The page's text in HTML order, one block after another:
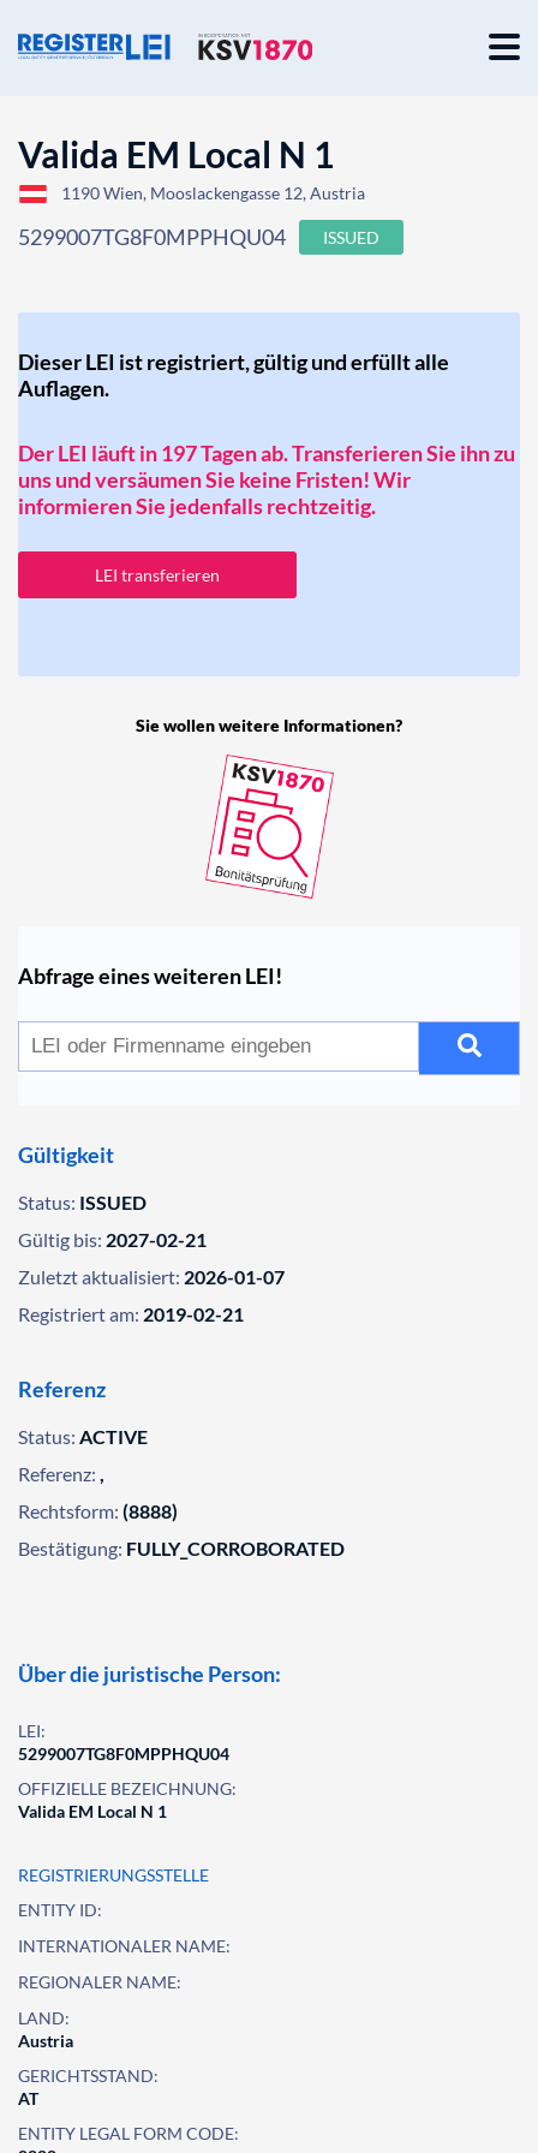
Valida EM Local N 1
1190 Wien, Mooslackengasse 12, Austria
5299007TG8F0MPPHQU04 ISSUED
Dieser LEI ist registriert, gültig und erfüllt alle
Auflagen.
Der LEI läuft in 197 Tagen ab. Transferieren Sie ihn zu
uns und versäumen Sie keine Fristen! Wir
informieren Sie jedenfalls rechtzeitig.
LEI transferieren
Sie wollen weitere Informationen?
Abfrage eines weiteren LEI!
Gültigkeit
Status: ISSUED
Gültig bis: 2027-02-21
Zuletzt aktualisiert: 2026-01-07
Registriert am: 2019-02-21
Referenz
Status: ACTIVE
Referenz: ,
Rechtsform: (8888)
Bestätigung: FULLY_CORROBORATED
Über die juristische Person:
LEI:
5299007TG8F0MPPHQU04
OFFIZIELLE BEZEICHNUNG:
Valida EM Local N 1
REGISTRIERUNGSSTELLE
ENTITY ID:
INTERNATIONALER NAME:
REGIONALER NAME:
LAND:
Austria
GERICHTSSTAND:
AT
ENTITY LEGAL FORM CODE: